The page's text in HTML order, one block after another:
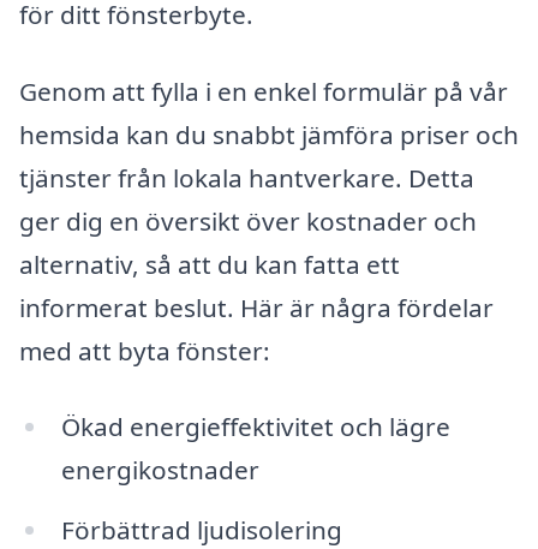
för ditt fönsterbyte.
Genom att fylla i en enkel formulär på vår
hemsida kan du snabbt jämföra priser och
tjänster från lokala hantverkare. Detta
ger dig en översikt över kostnader och
alternativ, så att du kan fatta ett
informerat beslut. Här är några fördelar
med att byta fönster:
Ökad energieffektivitet och lägre
energikostnader
Förbättrad ljudisolering